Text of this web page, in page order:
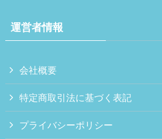
運営者情報
会社概要
特定商取引法に基づく表記
プライバシーポリシー